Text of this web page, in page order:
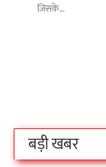
जिसके…
बड़ी खबर